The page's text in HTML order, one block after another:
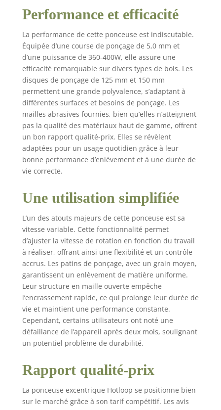
de vitesse. La
est également équipée
d'un frein électronique
qui assure un arrêt
rapide pour plus de
sécurité pendant
l'utilisation. La
ponceuse excentrique
fonctionne de 4000 à
10000 tr/min Effet
d'élimination de la
poussière : la
ponceuse excentrique
de 150 mm utilise du
pour réduire les
blocages causés par
poussière. La
ponceuse excentrique
est compatible avec
les aspirateurs pour
une aspiration efficace
de la poussière Points
forts techniques : Ø
150 mm, course de 5,0
mm, moteur puissant
et silencieux, poids de
seulement 1 kg,
construction plate
(seulement 10 cm de
technologie de moteur
sans balais, réglage de
la vitesse variable,
affichage de vitesse
Performance et efficacité
La performance de cette ponceuse est indiscutable.
Équipée d’une course de ponçage de 5,0 mm et
d’une puissance de 360-400W, elle assure une
efficacité remarquable sur divers types de bois. Les
disques de ponçage de 125 mm et 150 mm
permettent une grande polyvalence, s’adaptant à
différentes surfaces et besoins de ponçage. Les
mailles abrasives fournies, bien qu’elles n’atteignent
pas la qualité des matériaux haut de gamme, offrent
un bon rapport qualité-prix. Elles se révèlent
adaptées pour un usage quotidien grâce à leur
bonne performance d’enlèvement et à une durée de
vie correcte.
Une utilisation simplifiée
L’un des atouts majeurs de cette ponceuse est sa
vitesse variable. Cette fonctionnalité permet
d’ajuster la vitesse de rotation en fonction du travail
à réaliser, offrant ainsi une flexibilité et un contrôle
accrus. Les patins de ponçage, avec un grain moyen,
garantissent un enlèvement de matière uniforme.
Leur structure en maille ouverte empêche
l’encrassement rapide, ce qui prolonge leur durée de
vie et maintient une performance constante.
Cependant, certains utilisateurs ont noté une
défaillance de l’appareil après deux mois, soulignant
un potentiel problème de durabilité.
Rapport qualité-prix
La ponceuse excentrique Hotloop se positionne bien
sur le marché grâce à son tarif compétitif. Les avis